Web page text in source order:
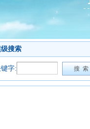
级搜索
键字: